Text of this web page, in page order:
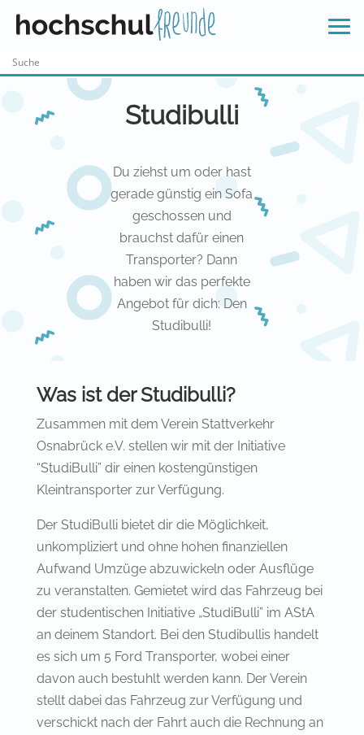
Studibulli
Du ziehst um oder hast
gerade günstig ein Sofa
geschossen und
brauchst dafür einen
Transporter? Dann
haben wir das perfekte
Angebot für dich: Den
Studibulli!
Was ist der Studibulli?
Zusammen mit dem Verein Stattverkehr
Osnabrück e.V. stellen wir mit der Initiative
“StudiBulli” dir einen kostengünstigen
Kleintransporter zur Verfügung.
Der StudiBulli bietet dir die Möglichkeit,
unkompliziert und ohne hohen finanziellen
Aufwand Umzüge abzuwickeln oder Ausflüge
zu veranstalten. Gemietet wird das Fahrzeug bei
der studentischen Initiative „StudiBulli” im AStA
an deinem Standort. Bei den Studibullis handelt
es sich um 5 Ford Transporter, wobei einer
davon auch bestuhlt werden kann. Der Verein
stellt dabei das Fahrzeug zur Verfügung und
verschickt nach der Fahrt auch die Rechnung an